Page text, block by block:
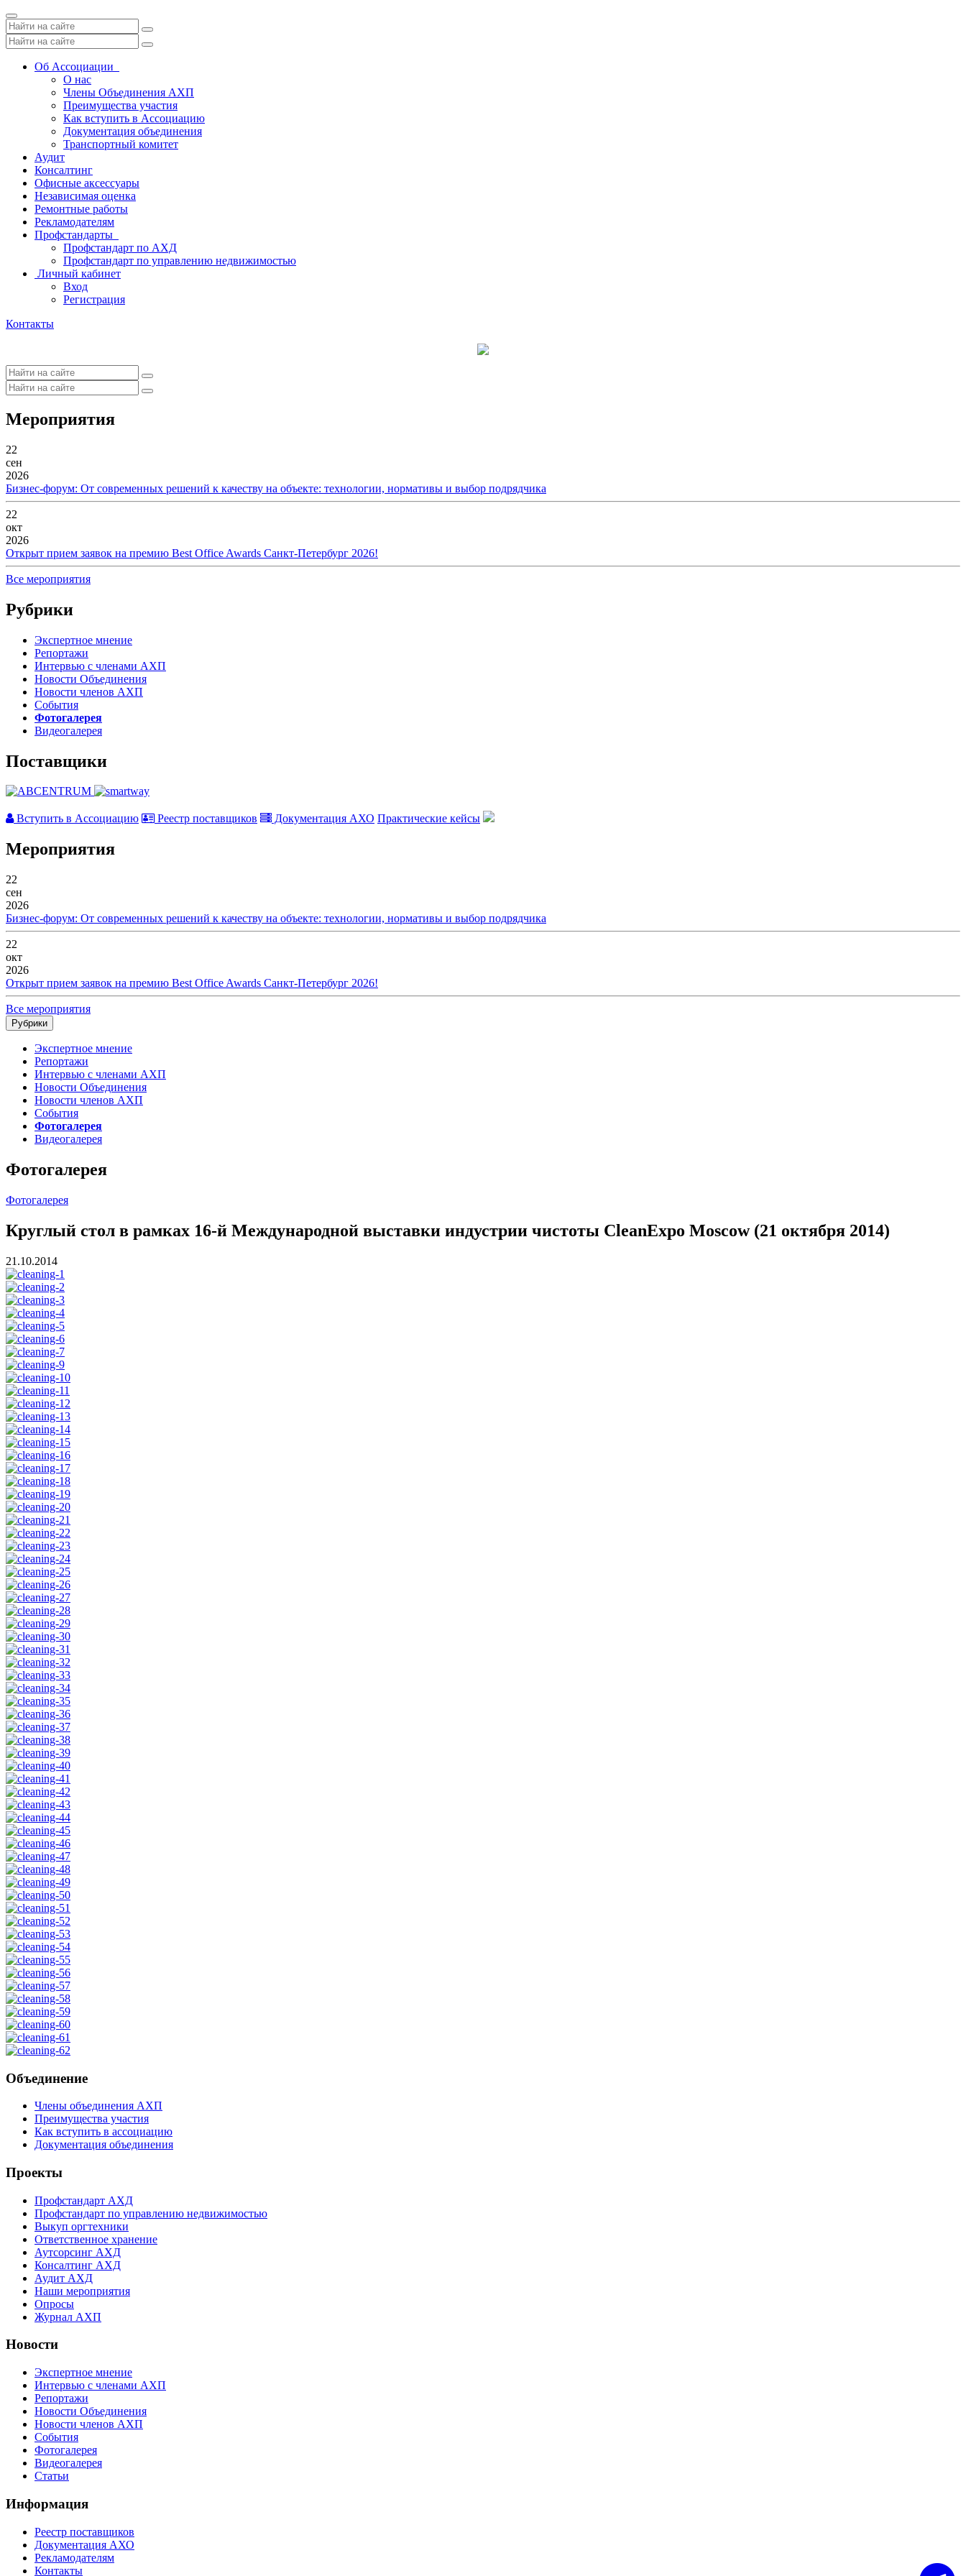
Toggle
navigation
Об Ассоциации
О нас
Члены Объединения АХП
Преимущества участия
Как вступить в Ассоциацию
Документация объединения
Транспортный комитет
Аудит
Консалтинг
Офисные аксессуары
Независимая оценка
Ремонтные работы
Рекламодателям
Профстандарты
Профстандарт по АХД
Профстандарт по управлению недвижимостью
Личный кабинет
Вход
Регистрация
Контакты
Мероприятия
22
сен
2026
Бизнес-форум: От современных решений к качеству на объекте: технологии, нормативы и выбор подрядчика
22
окт
2026
Открыт прием заявок на премию Best Office Awards Санкт-Петербург 2026!
Все мероприятия
Рубрики
Экспертное мнение
Репортажи
Интервью с членами АХП
Новости Объединения
Новости членов АХП
События
Фотогалерея
Видеогалерея
Поставщики
Вступить в Ассоциацию Реестр поставщиков Документация АХО Практические кейсы
Мероприятия
22
сен
2026
Бизнес-форум: От современных решений к качеству на объекте: технологии, нормативы и выбор подрядчика
22
окт
2026
Открыт прием заявок на премию Best Office Awards Санкт-Петербург 2026!
Все мероприятия
Рубрики
Экспертное мнение
Репортажи
Интервью с членами АХП
Новости Объединения
Новости членов АХП
События
Фотогалерея
Видеогалерея
Фотогалерея
Фотогалерея
Круглый стол в рамках 16-й Международной выставки индустрии чистоты CleanExpo Moscow (21 октября 2014)
21.10.2014
Объединение
Члены объединения АХП
Преимущества участия
Как вступить в ассоциацию
Документация объединения
Проекты
Профстандарт АХД
Профстандарт по управлению недвижимостью
Выкуп оргтехники
Ответственное хранение
Аутсорсинг АХД
Консалтинг АХД
Аудит АХД
Наши мероприятия
Опросы
Журнал АХП
Новости
Экспертное мнение
Интервью с членами АХП
Репортажи
Новости Объединения
Новости членов АХП
События
Фотогалерея
Видеогалерея
Статьи
Информация
Реестр поставщиков
Документация АХО
Рекламодателям
Контакты